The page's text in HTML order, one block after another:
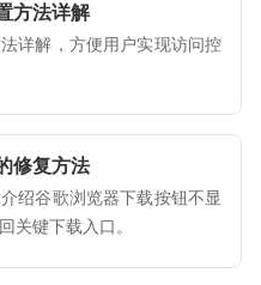
方法详解
详解，方便用户实现访问控
修复方法
绍谷歌浏览器下载按钮不显
关键下载入口。